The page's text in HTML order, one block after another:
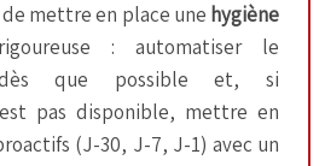
mettre en place une hygiène
: automatiser le
dès que possible et, si
pas disponible, mettre en
(J-30, J-7, J-1) avec un